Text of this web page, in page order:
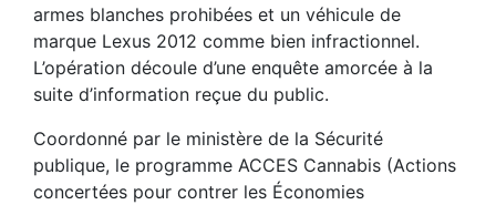
armes blanches prohibées et un véhicule de
marque Lexus 2012 comme bien infractionnel.
L’opération découle d’une enquête amorcée à la
suite d’information reçue du public.
Coordonné par le ministère de la Sécurité
publique, le programme ACCES Cannabis (Actions
concertées pour contrer les Économies